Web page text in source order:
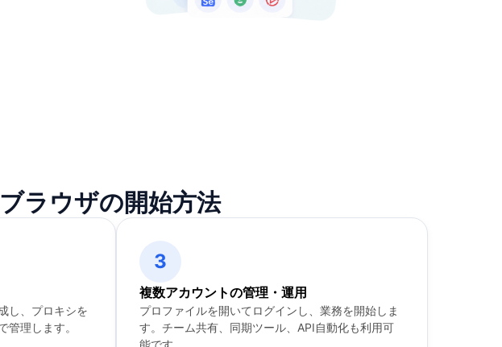
ラウザの開始方法
し、プロキシを
管理します。
3
複数アカウントの管理・運用
プロファイルを開いてログインし、業務を開始しま
す。チーム共有、同期ツール、API自動化も利用可